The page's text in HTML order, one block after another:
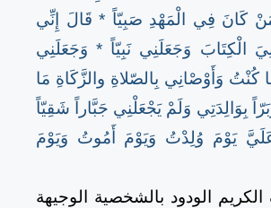
كَانَ فِي الْمَهْدِ صَبِيّاً * قَالَ إِنِّي
الْكِتَابَ وَجَعَلَنِي نَبِيّاً * وَجَعَلَنِي
كُنْتُ وَأَوْصْانِي بِالصّلاةِ والزَّكَاةِ مَا
بِوَالِدَتِي وَلَمْ يَجْعَلْنِي جَبَّاراً شَقِيّاً
يَوْمَ وُلِدْتُ وَيَوْمَ أَمُوتُ وَيَوْمَ
الودود بالشخصية الوجيهة